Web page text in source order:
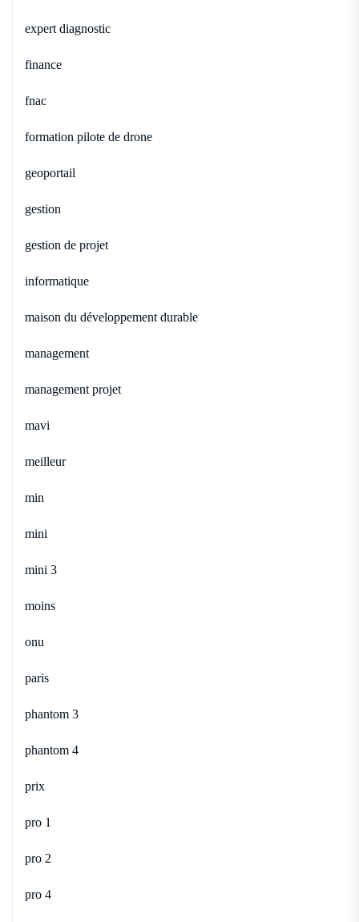
expert diagnostic
finance
fnac
formation pilote de drone
geoportail
gestion
gestion de projet
informatique
maison du développement durable
management
management projet
mavi
meilleur
min
mini
mini 3
moins
onu
paris
phantom 3
phantom 4
prix
pro 1
pro 2
pro 4